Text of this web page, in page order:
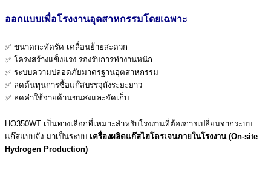
ออกแบบเพื่อโรงงานอุตสาหกรรมโดยเฉพาะ
✅ ขนาดกะทัดรัด เคลื่อนย้ายสะดวก
✅ โครงสร้างแข็งแรง รองรับการทำงานหนัก
✅ ระบบความปลอดภัยมาตรฐานอุตสาหกรรม
✅ ลดต้นทุนการซื้อแก๊สบรรจุถังระยะยาว
✅ ลดค่าใช้จ่ายด้านขนส่งและจัดเก็บ
HO350WT เป็นทางเลือกที่เหมาะสำหรับโรงงานที่ต้องการเปลี่ยนจากระบบ
แก๊สแบบถัง มาเป็นระบบ เครื่องผลิตแก๊สไฮโดรเจนภายในโรงงาน (On-site
Hydrogen Production)